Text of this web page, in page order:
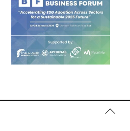
Back
To